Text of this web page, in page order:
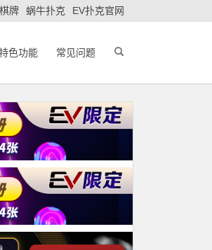
牌 蜗牛扑克 EV扑克官网
色功能 常见问题